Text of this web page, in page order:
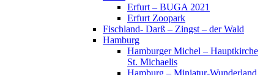
Erfurt – BUGA 2021
Erfurt Zoopark
Fischland- Darß – Zingst – der Wald
Hamburg
Hamburger Michel – Hauptkirche
St. Michaelis